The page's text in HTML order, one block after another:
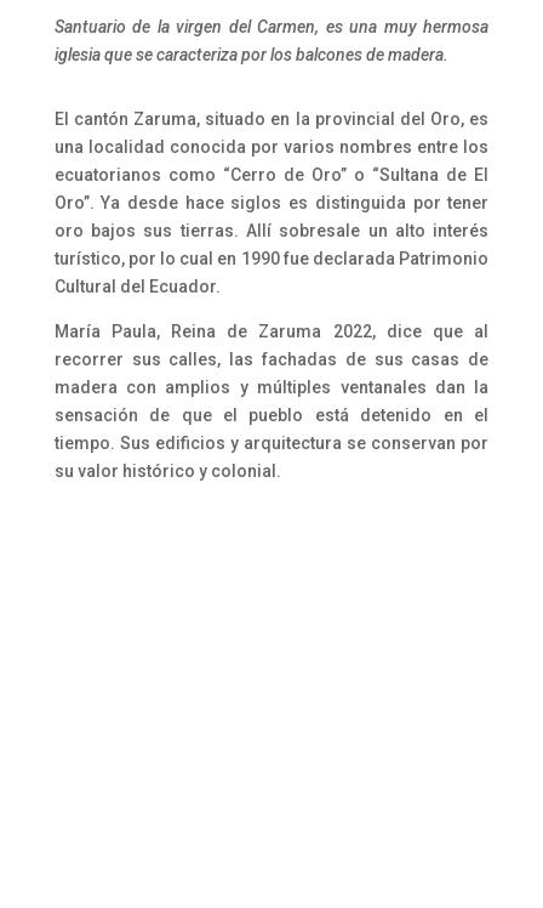
Santuario de la virgen del Carmen, es una muy hermosa
iglesia que se caracteriza por los balcones de madera.
El cantón Zaruma, situado en la provincial del Oro, es
una localidad conocida por varios nombres entre los
ecuatorianos como “Cerro de Oro” o “Sultana de El
Oro”. Ya desde hace siglos es distinguida por tener
oro bajos sus tierras. Allí sobresale un alto interés
turístico, por lo cual en 1990 fue declarada Patrimonio
Cultural del Ecuador.
María Paula, Reina de Zaruma 2022, dice que al
recorrer sus calles, las fachadas de sus casas de
madera con amplios y múltiples ventanales dan la
sensación de que el pueblo está detenido en el
tiempo. Sus edificios y arquitectura se conservan por
su valor histórico y colonial.